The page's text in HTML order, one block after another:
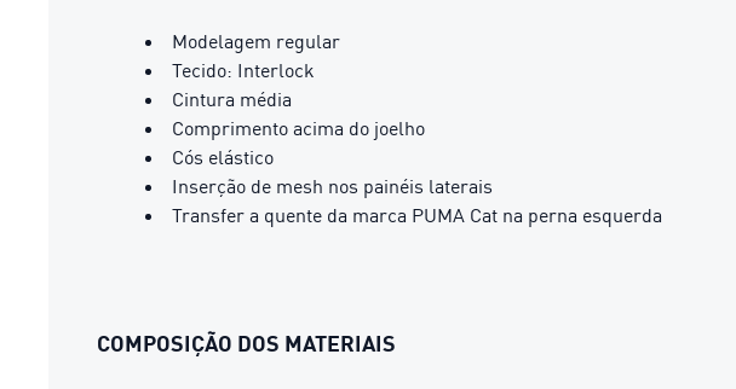
Modelagem regular
Tecido: Interlock
Cintura média
Comprimento acima do joelho
Cós elástico
Inserção de mesh nos painéis laterais
Transfer a quente da marca PUMA Cat na perna esquerda
COMPOSIÇÃO DOS MATERIAIS